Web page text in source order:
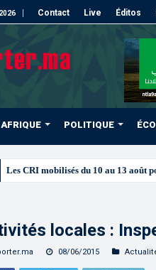
Contact Live Éditos
AFRIQUE POLITIQUE
Les CRI mobilisés du 10 au 13 août
locales :
08/06/2015